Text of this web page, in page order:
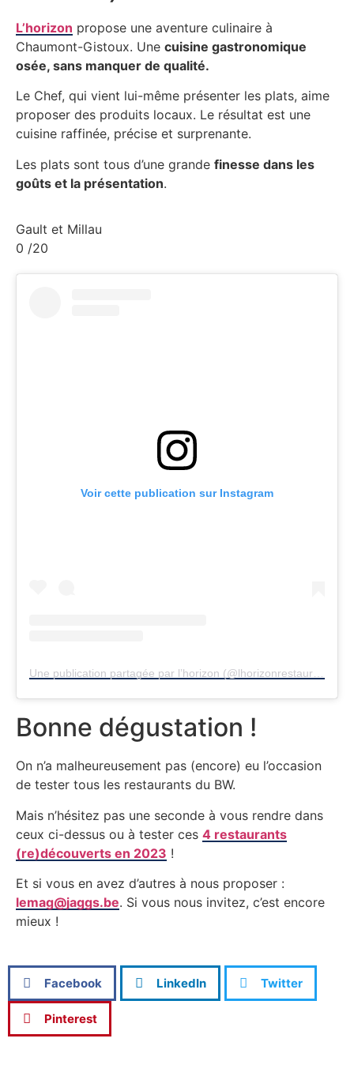
L’horizon propose une aventure culinaire à
Chaumont-Gistoux. Une cuisine gastronomique
osée, sans manquer de qualité.
Le Chef, qui vient lui-même présenter les plats, aime
proposer des produits locaux. Le résultat est une
cuisine raffinée, précise et surprenante.
Les plats sont tous d’une grande finesse dans les
goûts et la présentation.
Gault et Millau
0 /20
Voir cette publication sur Instagram
Une publication partagée par l’horizon (@lhorizonrestaurant)
Bonne dégustation !
On n’a malheureusement pas (encore) eu l’occasion
de tester tous les restaurants du BW.
Mais n’hésitez pas une seconde à vous rendre dans
ceux ci-dessus ou à tester ces 4 restaurants
(re)découverts en 2023 !
Et si vous en avez d’autres à nous proposer :
lemag@jaggs.be. Si vous nous invitez, c’est encore
mieux !
Facebook LinkedIn Twitter
Pinterest